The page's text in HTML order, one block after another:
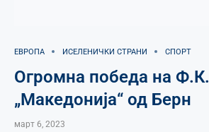
ЕВРОПА ИСЕЛЕНИЧКИ СТРАНИ СПОРТ
Огромна победа на Ф.К.
„Македонија“ од Берн
март 6, 2023